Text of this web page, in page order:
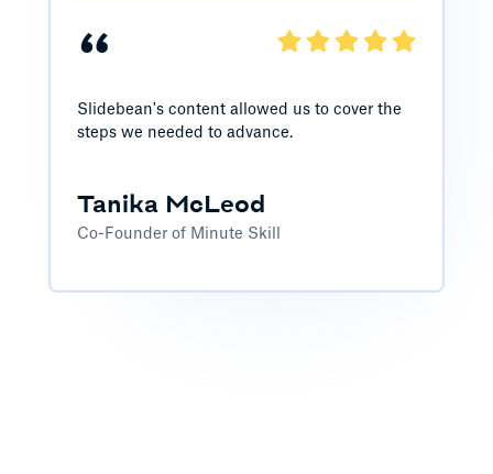
“
Slidebean's content allowed us to cover the
steps we needed to advance.
Tanika McLeod
Co-Founder of Minute Skill